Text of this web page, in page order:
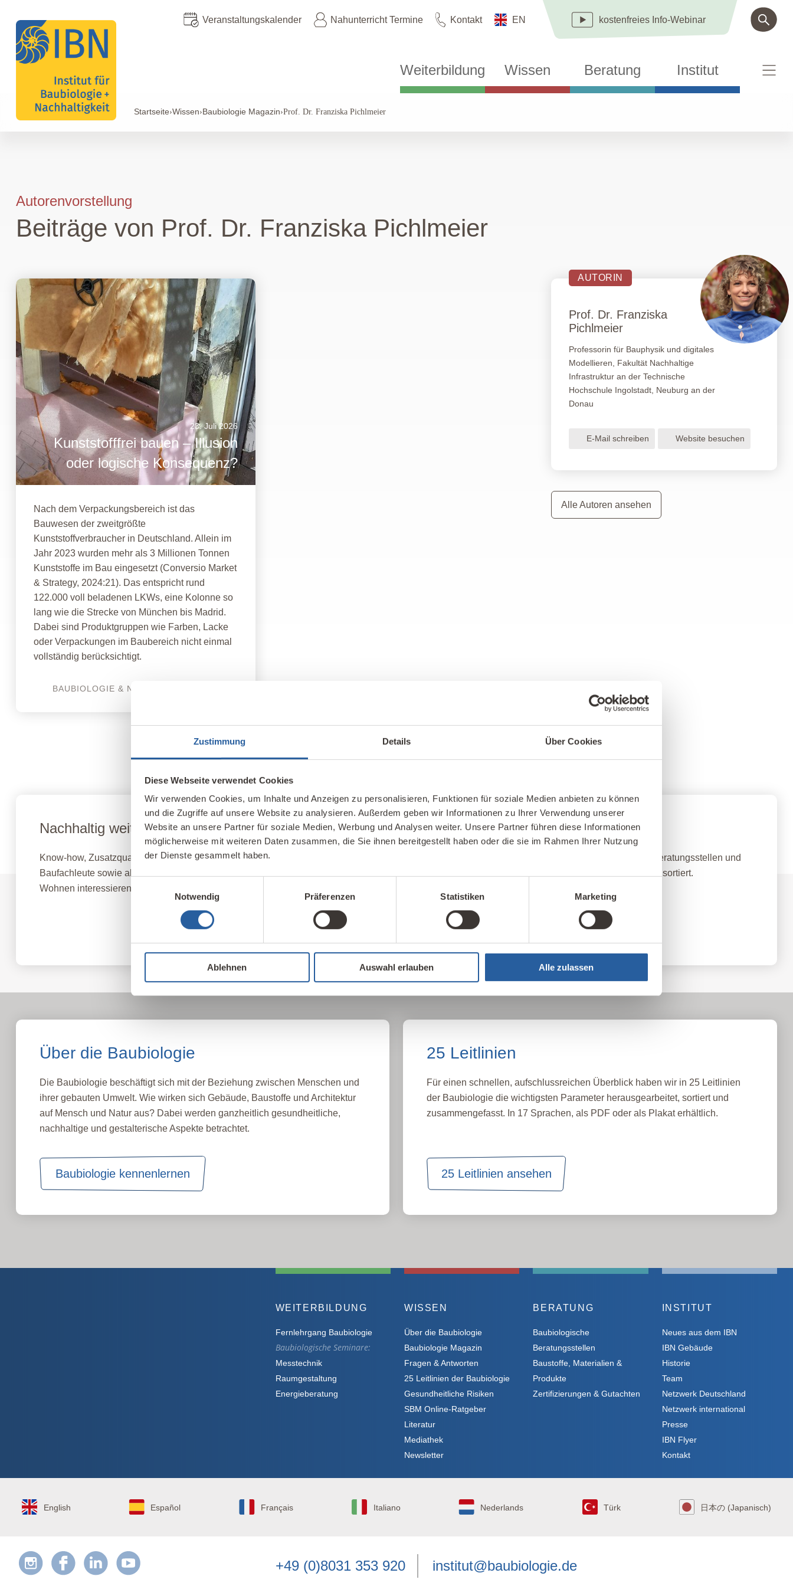
Zustimmung Details Über Cookies
Diese Webseite verwendet Cookies
Wir verwenden Cookies, um Inhalte und Anzeigen zu personalisieren, Funktionen für soziale Medien anbieten zu können
und die Zugriffe auf unsere Website zu analysieren. Außerdem geben wir Informationen zu Ihrer Verwendung unserer
Website an unsere Partner für soziale Medien, Werbung und Analysen weiter. Unsere Partner führen diese Informationen
möglicherweise mit weiteren Daten zusammen, die Sie ihnen bereitgestellt haben oder die sie im Rahmen Ihrer Nutzung
der Dienste gesammelt haben.
Notwendig
Präferenzen Statistiken Marketing
Ablehnen Auswahl erlauben Alle zulassen
Veranstaltungskalender Nahunterricht Termine Kontakt EN kostenfreies Info-Webinar
Weiterbildung Wissen Beratung Institut
Startseite›Wissen›Baubiologie Magazin›Prof. Dr. Franziska Pichlmeier
Autorenvorstellung
Beiträge von Prof. Dr. Franziska Pichlmeier
23. Juli 2026
Kunststofffrei bauen – Illusion
oder logische Konsequenz?
Nach dem Verpackungsbereich ist das
Bauwesen der zweitgrößte
Kunststoffverbraucher in Deutschland. Allein im
Jahr 2023 wurden mehr als 3 Millionen Tonnen
Kunststoffe im Bau eingesetzt (Conversio Market
& Strategy, 2024:21). Das entspricht rund
122.000 voll beladenen LKWs, eine Kolonne so
lang wie die Strecke von München bis Madrid.
Dabei sind Produktgruppen wie Farben, Lacke
oder Verpackungen im Baubereich nicht einmal
vollständig berücksichtigt.
BAUBIOLOGIE & NACHHALTIGKEIT
AUTORIN
Prof. Dr. Franziska
Pichlmeier
Professorin für Bauphysik und digitales
Modellieren, Fakultät Nachhaltige
Infrastruktur an der Technische
Hochschule Ingolstadt, Neuburg an der
Donau
E-Mail schreiben Website besuchen
Alle Autoren ansehen
Nachhaltig weiterbilden
Know-how, Zusatzqualifikationen und neue berufliche Möglichkeiten für
Baufachleute sowie alle, die sich für gesundes, nachhaltiges Bauen und
Wohnen interessieren.
Fernlehrgang Baubiologie IBN
Unser Kompetenz-Netzwerk
Hier finden Sie unsere qualifizierten Baubiologischen Beratungsstellen und
Kontakte im In- und Ausland nach Standort und Themen sortiert.
IBN Beratungsstellen
Über die Baubiologie
Die Baubiologie beschäftigt sich mit der Beziehung zwischen Menschen und
ihrer gebauten Umwelt. Wie wirken sich Gebäude, Baustoffe und Architektur
auf Mensch und Natur aus? Dabei werden ganzheitlich gesundheitliche,
nachhaltige und gestalterische Aspekte betrachtet.
Baubiologie kennenlernen
25 Leitlinien
Für einen schnellen, aufschlussreichen Überblick haben wir in 25 Leitlinien
der Baubiologie die wichtigsten Parameter herausgearbeitet, sortiert und
zusammengefasst. In 17 Sprachen, als PDF oder als Plakat erhältlich.
25 Leitlinien ansehen
WEITERBILDUNG
Fernlehrgang Baubiologie
Baubiologische Seminare:
Messtechnik
Raumgestaltung
Energieberatung
WISSEN
Über die Baubiologie
Baubiologie Magazin
Fragen & Antworten
25 Leitlinien der Baubiologie
Gesundheitliche Risiken
SBM Online-Ratgeber
Literatur
Mediathek
Newsletter
BERATUNG
Baubiologische
Beratungsstellen
Baustoffe, Materialien &
Produkte
Zertifizierungen & Gutachten
INSTITUT
Neues aus dem IBN
IBN Gebäude
Historie
Team
Netzwerk Deutschland
Netzwerk international
Presse
IBN Flyer
Kontakt
English Español Français Italiano Nederlands Türk 日本の (Japanisch)
+49 (0)8031 353 920 institut@baubiologie.de